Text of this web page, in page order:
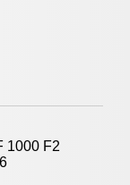
1000 F2